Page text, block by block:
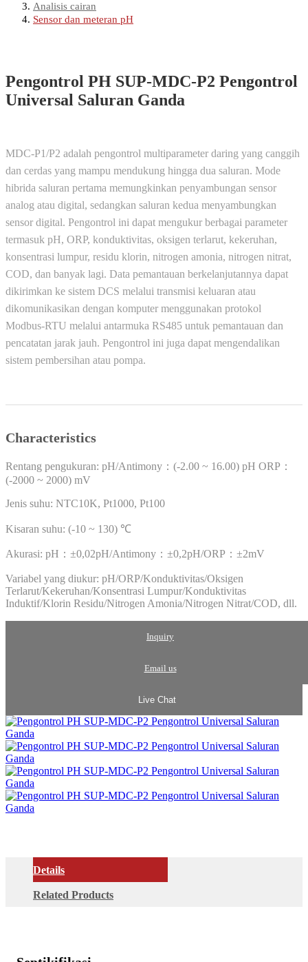
Analisis cairan
Sensor dan meteran pH
Pengontrol PH SUP-MDC-P2 Pengontrol
Universal Saluran Ganda
MDC-P1/P2 adalah pengontrol multiparameter daring yang canggih
dan cerdas yang mampu mendukung hingga dua saluran. Mode
hibrida saluran pertama memungkinkan penyambungan sensor
analog atau digital, sedangkan saluran kedua menyambungkan
sensor digital. Pengontrol ini dapat mengukur berbagai parameter
termasuk pH, ORP, konduktivitas, oksigen terlarut, kekeruhan,
konsentrasi lumpur, residu klorin, nitrogen amonia, nitrogen nitrat,
COD, dan banyak lagi. Data pemantauan berkelanjutannya dapat
dikirimkan ke sistem DCS melalui transmisi keluaran atau
dikomunikasikan dengan komputer menggunakan protokol
Modbus-RTU melalui antarmuka RS485 untuk pemantauan dan
pencatatan jarak jauh. Pengontrol ini juga dapat mengendalikan
sistem pembersihan atau pompa.
Characteristics
Rentang pengukuran: pH/Antimony：(-2.00 ~ 16.00) pH ORP：
(-2000 ~ 2000) mV
Jenis suhu: NTC10K, Pt1000, Pt100
Kisaran suhu: (-10 ~ 130) ℃
Akurasi: pH：±0,02pH/Antimony：±0,2pH/ORP：±2mV
Variabel yang diukur: pH/ORP/Konduktivitas/Oksigen
Terlarut/Kekeruhan/Konsentrasi Lumpur/Konduktivitas
Induktif/Klorin Residu/Nitrogen Amonia/Nitrogen Nitrat/COD, dll.
Inquiry
Email us
Live Chat
Details
Related Products